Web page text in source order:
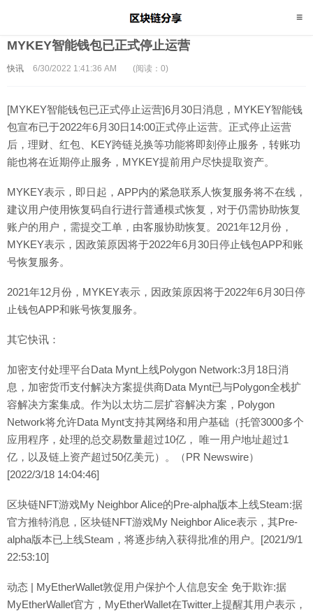
MYKEY智能钱包已正式停止运营
快讯 6/30/2022 1:41:36 AM (阅读：0)
[MYKEY智能钱包已正式停止运营]6月30日消息，MYKEY智能钱
包宣布已于2022年6月30日14:00正式停止运营。正式停止运营
后，理财、红包、KEY跨链兑换等功能将即刻停止服务，转账功
能也将在近期停止服务，MYKEY提前用户尽快提取资产。
MYKEY表示，即日起，APP内的紧急联系人恢复服务将不在线，
建议用户使用恢复码自行进行普通模式恢复，对于仍需协助恢复
账户的用户，需提交工单，由客服协助恢复。2021年12月份，
MYKEY表示，因政策原因将于2022年6月30日停止钱包APP和账
号恢复服务。
2021年12月份，MYKEY表示，因政策原因将于2022年6月30日停
止钱包APP和账号恢复服务。
其它快讯：
加密支付处理平台Data Mynt上线Polygon Network:3月18日消
息，加密货币支付解决方案提供商Data Mynt已与Polygon全栈扩
容解决方案集成。作为以太坊二层扩容解决方案，Polygon
Network将允许Data Mynt支持其网络和用户基础（托管3000多个
应用程序，处理的总交易数量超过10亿， 唯一用户地址超过1
亿，以及链上资产超过50亿美元）。（PR Newswire）
[2022/3/18 14:04:46]
区块链NFT游戏My Neighbor Alice的Pre-alpha版本上线Steam:据
官方推特消息，区块链NFT游戏My Neighbor Alice表示，其Pre-
alpha版本已上线Steam，将逐步纳入获得批准的用户。[2021/9/1
22:53:10]
动态 | MyEtherWallet敦促用户保护个人信息安全 免于欺诈:据
MyEtherWallet官方，MyEtherWallet在Twitter上提醒其用户表示，